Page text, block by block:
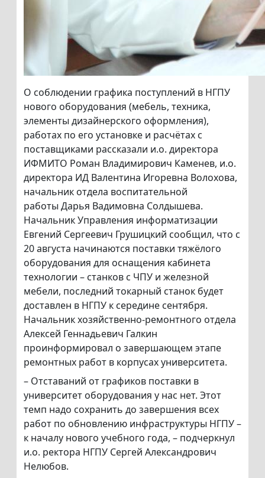
О соблюдении графика поступлений в НГПУ
нового оборудования (мебель, техника,
элементы дизайнерского оформления),
работах по его установке и расчётах с
поставщиками рассказали и.о. директора
ИФМИТО Роман Владимирович Каменев, и.о.
директора ИД Валентина Игоревна Волохова,
начальник отдела воспитательной
работы Дарья Вадимовна Солдышева.
Начальник Управления информатизации
Евгений Сергеевич Грушицкий сообщил, что с
20 августа начинаются поставки тяжёлого
оборудования для оснащения кабинета
технологии – станков с ЧПУ и железной
мебели, последний токарный станок будет
доставлен в НГПУ к середине сентября.
Начальник хозяйственно-ремонтного отдела
Алексей Геннадьевич Галкин
проинформировал о завершающем этапе
ремонтных работ в корпусах университета.
– Отставаний от графиков поставки в
университет оборудования у нас нет. Этот
темп надо сохранить до завершения всех
работ по обновлению инфраструктуры НГПУ –
к началу нового учебного года, – подчеркнул
и.о. ректора НГПУ Сергей Александрович
Нелюбов.